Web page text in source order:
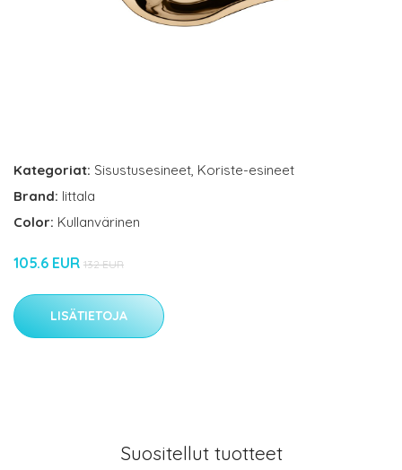
Kategoriat: Sisustusesineet, Koriste-esineet
Brand: Iittala
Color: Kullanvärinen
105.6 EUR 132 EUR
LISÄTIETOJA
Suositellut tuotteet